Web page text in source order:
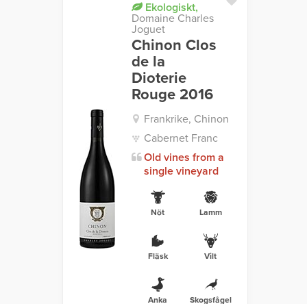
Ekologiskt,
Domaine Charles
Joguet
Chinon Clos
de la
Dioterie
Rouge 2016
Frankrike, Chinon
Cabernet Franc
Old vines from a
single vineyard
Nöt Lamm
Fläsk Vilt
Anka Skogsfågel